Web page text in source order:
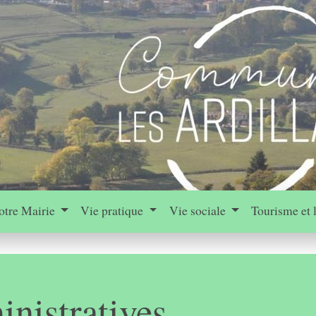
Mairie Vie pratique Vie sociale Tourisme et